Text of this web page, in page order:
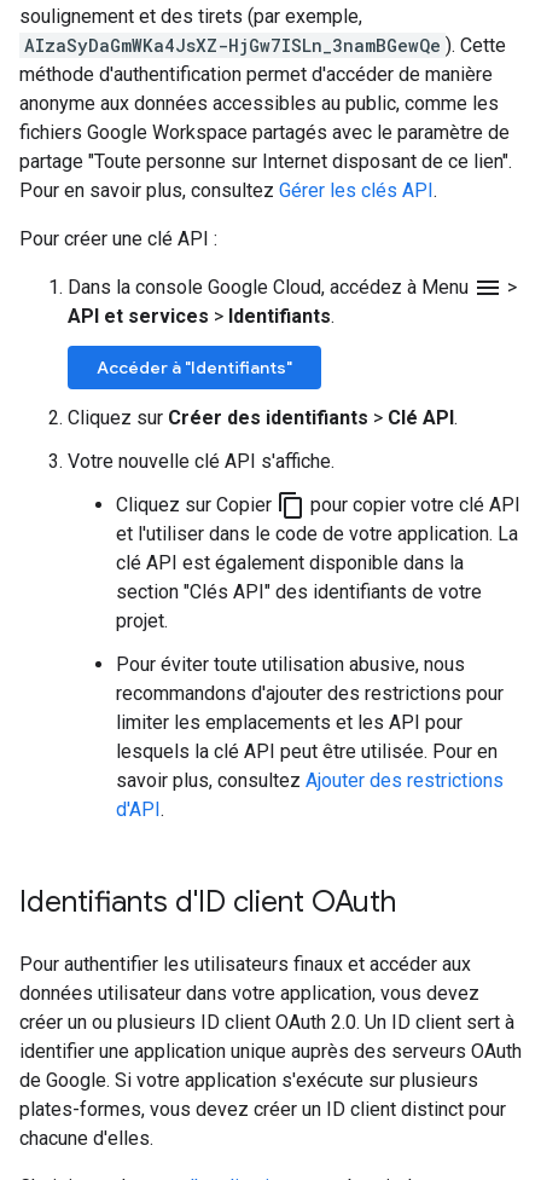
soulignement et des tirets (par exemple,
AIzaSyDaGmWKa4JsXZ-HjGw7ISLn_3namBGewQe ). Cette
méthode d'authentification permet d'accéder de manière
anonyme aux données accessibles au public, comme les
fichiers Google Workspace partagés avec le paramètre de
partage "Toute personne sur Internet disposant de ce lien".
Pour en savoir plus, consultez Gérer les clés API.
Pour créer une clé API :
Dans la console Google Cloud, accédez à Menu menu >
API et services > Identifiants.
Accéder à "Identifiants"
Cliquez sur Créer des identifiants > Clé API.
Votre nouvelle clé API s'affiche.
Cliquez sur Copier content_copy pour copier votre clé API
et l'utiliser dans le code de votre application. La
clé API est également disponible dans la
section "Clés API" des identifiants de votre
projet.
Pour éviter toute utilisation abusive, nous
recommandons d'ajouter des restrictions pour
limiter les emplacements et les API pour
lesquels la clé API peut être utilisée. Pour en
savoir plus, consultez Ajouter des restrictions
d'API.
Identifiants d'ID client OAuth
Pour authentifier les utilisateurs finaux et accéder aux
données utilisateur dans votre application, vous devez
créer un ou plusieurs ID client OAuth 2.0. Un ID client sert à
identifier une application unique auprès des serveurs OAuth
de Google. Si votre application s'exécute sur plusieurs
plates-formes, vous devez créer un ID client distinct pour
chacune d'elles.